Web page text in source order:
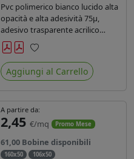
Pvc polimerico bianco lucido alta
opacità e alta adesività 75µ,
adesivo trasparente acrilico
hotmelt permanente, durata 5-7
anni, liner 140gr PE su entrambi
lati. Prestazioni di alto livello.
Dotato di certificato ignifugo
Preferiti
Aggiungi al Carrello
A partire da:
2,45 €/mq Promo Mese
61,00 Bobine disponibili
160x50 106x50